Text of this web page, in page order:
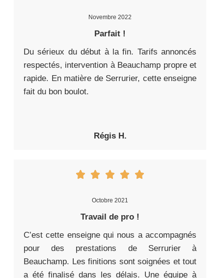
Novembre 2022
Parfait !
Du sérieux du début à la fin. Tarifs annoncés
respectés, intervention à Beauchamp propre et
rapide. En matière de Serrurier, cette enseigne
fait du bon boulot.
Régis H.
Octobre 2021
Travail de pro !
C’est cette enseigne qui nous a accompagnés
pour des prestations de Serrurier à
Beauchamp. Les finitions sont soignées et tout
a été finalisé dans les délais. Une équipe à